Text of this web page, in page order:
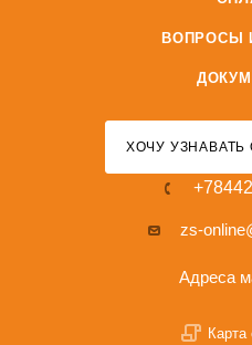
ВОПРОСЫ
ХОЧУ УЗНАВАТЬ
zs-
Адреса
Карта